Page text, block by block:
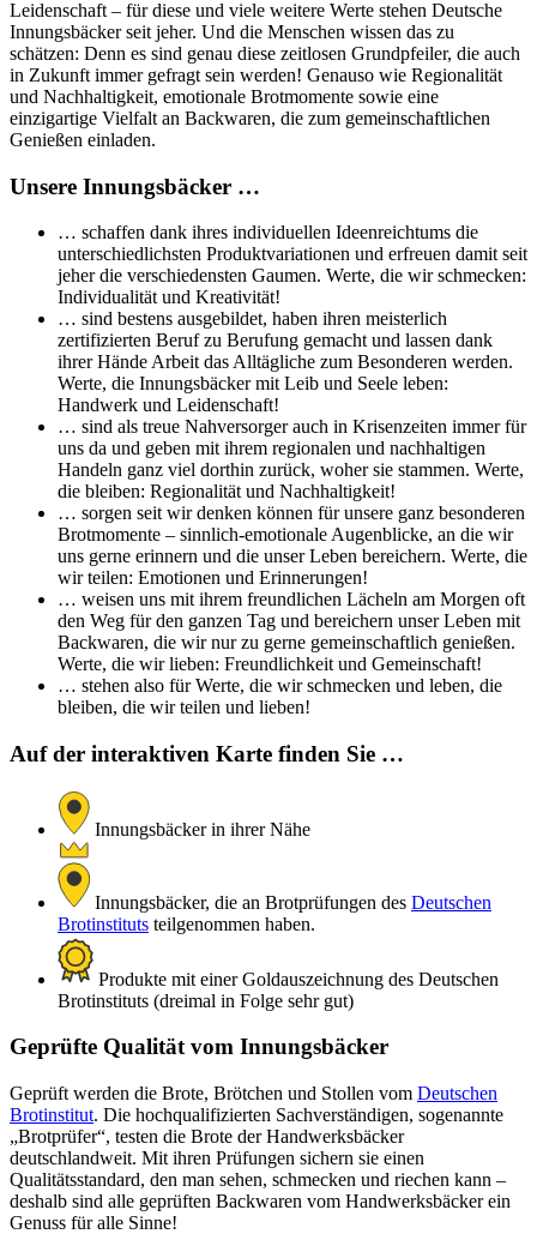
Leidenschaft – für diese und viele weitere Werte stehen Deutsche
Innungsbäcker seit jeher. Und die Menschen wissen das zu
schätzen: Denn es sind genau diese zeitlosen Grundpfeiler, die auch
in Zukunft immer gefragt sein werden! Genauso wie Regionalität
und Nachhaltigkeit, emotionale Brotmomente sowie eine
einzigartige Vielfalt an Backwaren, die zum gemeinschaftlichen
Genießen einladen.
Unsere Innungsbäcker …
… schaffen dank ihres individuellen Ideenreichtums die
unterschiedlichsten Produktvariationen und erfreuen damit seit
jeher die verschiedensten Gaumen. Werte, die wir schmecken:
Individualität und Kreativität!
… sind bestens ausgebildet, haben ihren meisterlich
zertifizierten Beruf zu Berufung gemacht und lassen dank
ihrer Hände Arbeit das Alltägliche zum Besonderen werden.
Werte, die Innungsbäcker mit Leib und Seele leben:
Handwerk und Leidenschaft!
… sind als treue Nahversorger auch in Krisenzeiten immer für
uns da und geben mit ihrem regionalen und nachhaltigen
Handeln ganz viel dorthin zurück, woher sie stammen. Werte,
die bleiben: Regionalität und Nachhaltigkeit!
… sorgen seit wir denken können für unsere ganz besonderen
Brotmomente – sinnlich-emotionale Augenblicke, an die wir
uns gerne erinnern und die unser Leben bereichern. Werte, die
wir teilen: Emotionen und Erinnerungen!
… weisen uns mit ihrem freundlichen Lächeln am Morgen oft
den Weg für den ganzen Tag und bereichern unser Leben mit
Backwaren, die wir nur zu gerne gemeinschaftlich genießen.
Werte, die wir lieben: Freundlichkeit und Gemeinschaft!
… stehen also für Werte, die wir schmecken und leben, die
bleiben, die wir teilen und lieben!
Auf der interaktiven Karte finden Sie …
Innungsbäcker in ihrer Nähe
Innungsbäcker, die an Brotprüfungen des Deutschen
Brotinstituts teilgenommen haben.
Produkte mit einer Goldauszeichnung des Deutschen
Brotinstituts (dreimal in Folge sehr gut)
Geprüfte Qualität vom Innungsbäcker
Geprüft werden die Brote, Brötchen und Stollen vom Deutschen
Brotinstitut. Die hochqualifizierten Sachverständigen, sogenannte
„Brotprüfer“, testen die Brote der Handwerksbäcker
deutschlandweit. Mit ihren Prüfungen sichern sie einen
Qualitätsstandard, den man sehen, schmecken und riechen kann –
deshalb sind alle geprüften Backwaren vom Handwerksbäcker ein
Genuss für alle Sinne!